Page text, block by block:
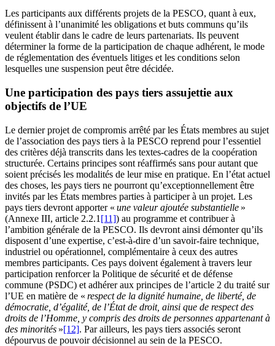
Les participants aux différents projets de la PESCO, quant à eux,
définissent à l’unanimité les obligations et buts communs qu’ils
veulent établir dans le cadre de leurs partenariats. Ils peuvent
déterminer la forme de la participation de chaque adhérent, le mode
de réglementation des éventuels litiges et les conditions selon
lesquelles une suspension peut être décidée.
Une participation des pays tiers assujettie aux
objectifs de l’UE
Le dernier projet de compromis arrêté par les États membres au sujet
de l’association des pays tiers à la PESCO reprend pour l’essentiel
des critères déjà transcrits dans les textes-cadres de la coopération
structurée. Certains principes sont réaffirmés sans pour autant que
soient précisés les modalités de leur mise en pratique. En l’état actuel
des choses, les pays tiers ne pourront qu’exceptionnellement être
invités par les États membres parties à participer à un projet. Les
pays tiers devront apporter « une valeur ajoutée substantielle »
(Annexe III, article 2.2.1 [11]) au programme et contribuer à
l’ambition générale de la PESCO. Ils devront ainsi démonter qu’ils
disposent d’une expertise, c’est-à-dire d’un savoir-faire technique,
industriel ou opérationnel, complémentaire à ceux des autres
membres participants. Ces pays doivent également à travers leur
participation renforcer la Politique de sécurité et de défense
commune (PSDC) et adhérer aux principes de l’article 2 du traité sur
l’UE en matière de « respect de la dignité humaine, de liberté, de
démocratie, d’égalité, de l’État de droit, ainsi que de respect des
droits de l’Homme, y compris des droits de personnes appartenant à
des minorités »[12]. Par ailleurs, les pays tiers associés seront
dépourvus de pouvoir décisionnel au sein de la PESCO.